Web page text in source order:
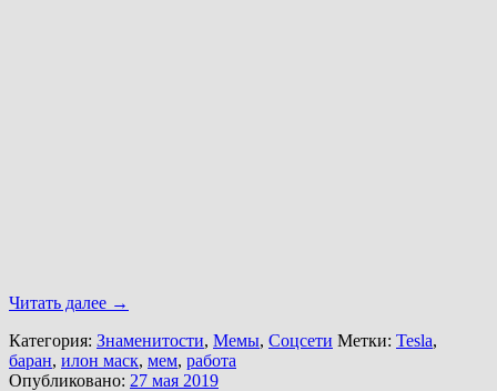
Читать далее →
Категория: Знаменитости, Мемы, Соцсети Метки: Tesla,
баран, илон маск, мем, работа
Опубликовано: 27 мая 2019